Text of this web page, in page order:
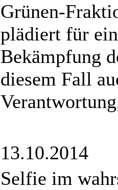
Grünen-
plädiert für
Bekämpfung
diesem Fall
13.10.2014
Selfie im